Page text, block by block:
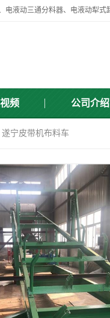
频 公司介绍
宁皮带机布料车